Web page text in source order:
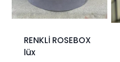
RENKLİ ROSEBOX
lüx